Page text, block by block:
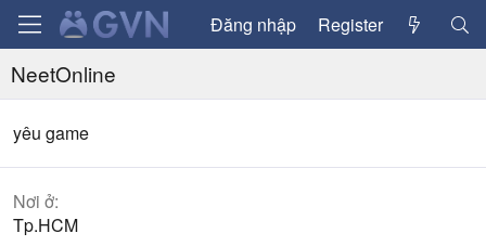
Đăng nhập Register
NeetOnline
yêu game
Nơi ở
Tp.HCM